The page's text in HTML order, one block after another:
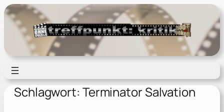
Zum
Inhalt
springen
Schlagwort: Terminator Salvation